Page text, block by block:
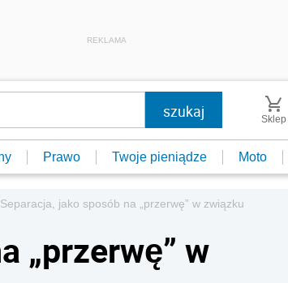
REKLAMA
Sklep
Prawo Twoje pieniądze Moto
Separacja, jako sposób na „przerwę” w związku
„przerwę” w